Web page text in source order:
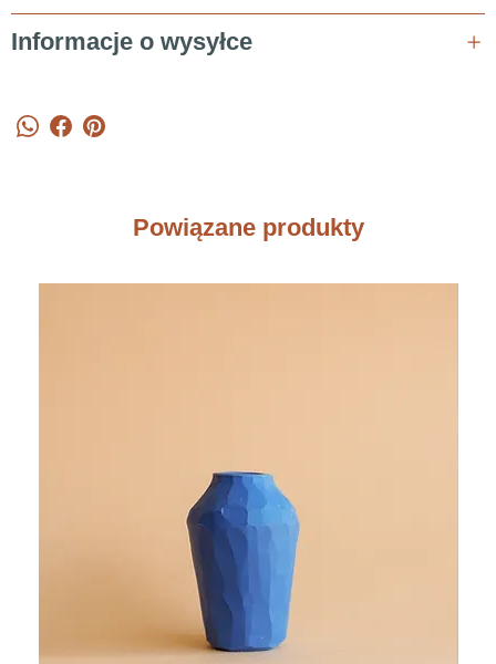
Informacje o wysyłce
Powiązane produkty